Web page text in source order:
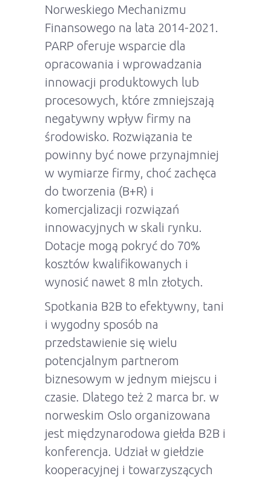
Norweskiego Mechanizmu
Finansowego na lata 2014-2021.
PARP oferuje wsparcie dla
opracowania i wprowadzania
innowacji produktowych lub
procesowych, które zmniejszają
negatywny wpływ firmy na
środowisko. Rozwiązania te
powinny być nowe przynajmniej
w wymiarze firmy, choć zachęca
do tworzenia (B+R) i
komercjalizacji rozwiązań
innowacyjnych w skali rynku.
Dotacje mogą pokryć do 70%
kosztów kwalifikowanych i
wynosić nawet 8 mln złotych.
Spotkania B2B to efektywny, tani
i wygodny sposób na
przedstawienie się wielu
potencjalnym partnerom
biznesowym w jednym miejscu i
czasie. Dlatego też 2 marca br. w
norweskim Oslo organizowana
jest międzynarodowa giełda B2B i
konferencja. Udział w giełdzie
kooperacyjnej i towarzyszących